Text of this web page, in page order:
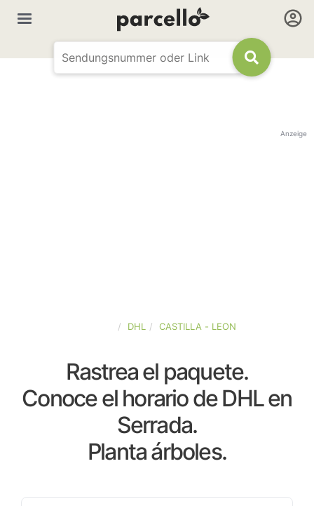
Anzeige
DHL CASTILLA - LEON
Rastrea el paquete.
Conoce el horario de DHL en
Serrada.
Planta árboles.